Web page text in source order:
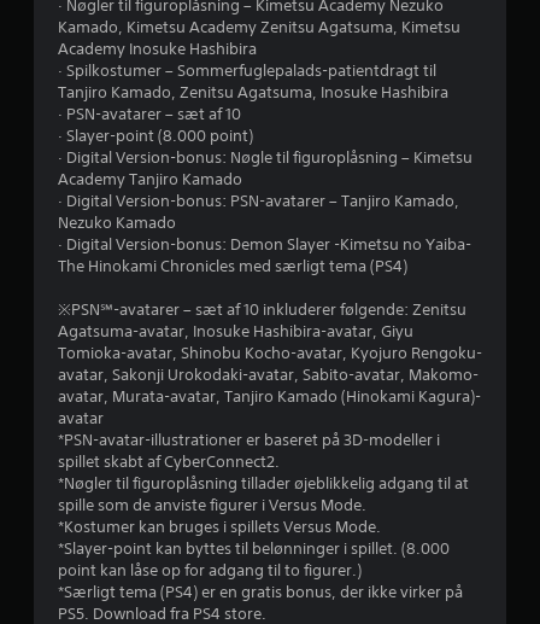
9
s
j
e
n
e
r
u
d
a
f
· Nøgler til figuroplåsning – Kimetsu Academy Nezuko
Kamado, Kimetsu Academy Zenitsu Agatsuma, Kimetsu
Academy Inosuke Hashibira
· Spilkostumer – Sommerfuglepalads-patientdragt til
Tanjiro Kamado, Zenitsu Agatsuma, Inosuke Hashibira
· PSN-avatarer – sæt af 10
· Slayer-point (8.000 point)
· Digital Version-bonus: Nøgle til figuroplåsning – Kimetsu
Academy Tanjiro Kamado
· Digital Version-bonus: PSN-avatarer – Tanjiro Kamado,
Nezuko Kamado
· Digital Version-bonus: Demon Slayer -Kimetsu no Yaiba-
The Hinokami Chronicles med særligt tema (PS4)
※PSN℠-avatarer – sæt af 10 inkluderer følgende: Zenitsu
Agatsuma-avatar, Inosuke Hashibira-avatar, Giyu
Tomioka-avatar, Shinobu Kocho-avatar, Kyojuro Rengoku-
avatar, Sakonji Urokodaki-avatar, Sabito-avatar, Makomo-
avatar, Murata-avatar, Tanjiro Kamado (Hinokami Kagura)-
avatar
*PSN-avatar-illustrationer er baseret på 3D-modeller i
spillet skabt af CyberConnect2.
*Nøgler til figuroplåsning tillader øjeblikkelig adgang til at
spille som de anviste figurer i Versus Mode.
*Kostumer kan bruges i spillets Versus Mode.
*Slayer-point kan byttes til belønninger i spillet. (8.000
point kan låse op for adgang til to figurer.)
*Særligt tema (PS4) er en gratis bonus, der ikke virker på
PS5. Download fra PS4 store.